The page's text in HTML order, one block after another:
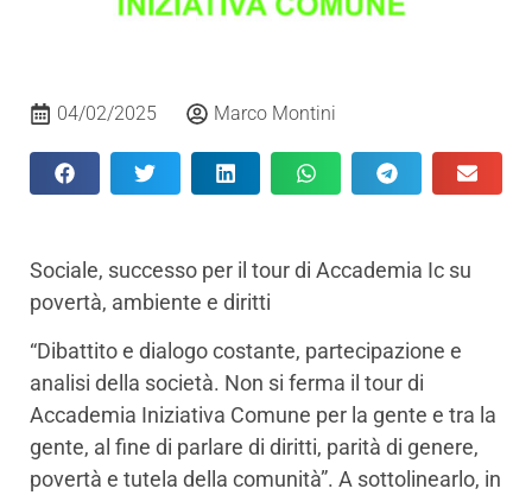
04/02/2025 Marco Montini
Sociale, successo per il tour di Accademia Ic su
povertà, ambiente e diritti
“Dibattito e dialogo costante, partecipazione e
analisi della società. Non si ferma il tour di
Accademia Iniziativa Comune per la gente e tra la
gente, al fine di parlare di diritti, parità di genere,
povertà e tutela della comunità”. A sottolinearlo, in